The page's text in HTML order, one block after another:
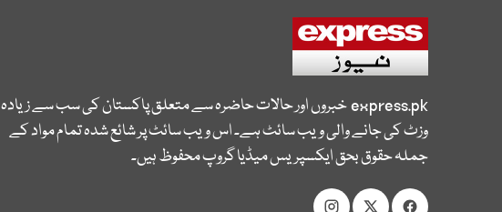
express.pkخبروں اور حالات حاضرہ سے متعلق پاکستان کی سب سے زیادہ
وزٹ کی جانے والی ویب سائٹ ہے۔ اس ویب سائٹ پر شائع شدہ تمام مواد کے
جملہ حقوق بحق ایکسپریس میڈیا گروپ محفوظ ہیں۔